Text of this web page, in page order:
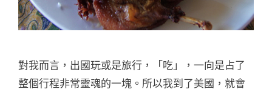
對我而言，出國玩或是旅行，「吃」，一向是占了
整個行程非常靈魂的一塊。所以我到了美國，就會